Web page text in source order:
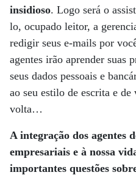
insidioso. Logo será o
lo, ocupado leitor, a
redigir seus e-mails por
agentes irão aprender suas
seus dados pessoais e
ao seu estilo de escrita e
volta…
A integração dos agentes
empresariais e à nossa
importantes questões